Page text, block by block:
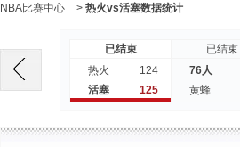
NBA比赛中心 > 热火vs活塞数据统计
已结束
热火
124
活塞
125
已结束
76人
黄蜂